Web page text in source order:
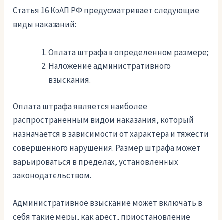
Статья 16 КоАП РФ предусматривает следующие
виды наказаний:
Оплата штрафа в определенном размере;
Наложение административного
взыскания.
Оплата штрафа является наиболее
распространенным видом наказания, который
назначается в зависимости от характера и тяжести
совершенного нарушения. Размер штрафа может
варьироваться в пределах, установленных
законодательством.
Административное взыскание может включать в
себя такие меры, как арест, приостановление